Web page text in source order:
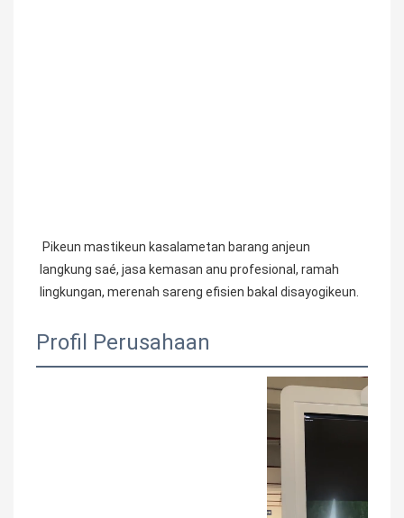
langkung saé, jasa kemasan anu profesional, ramah
lingkungan, merenah sareng efisien bakal disayogikeun.
Profil Perusahaan